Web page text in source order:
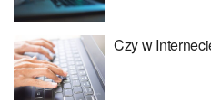
Czy w